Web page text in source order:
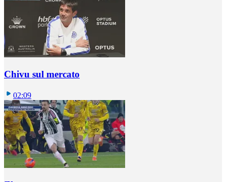
Chivu sul mercato
02:09